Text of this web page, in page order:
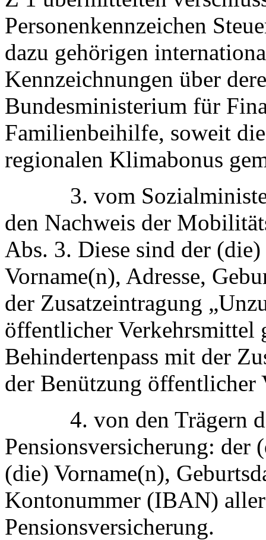
Personenkennzeichen
dazu gehörigen
Kennzeichnungen über
Bundesministerium für
Familienbeihilfe, soweit
regionalen Klimabonus
3. vom
den Nachweis der
Abs. 3. Diese sind der
Vorname(n), Adresse,
der Zusatzeintragung
öffentlicher Verkehrsmittel
Behindertenpass mit der
der Benützung
4. von den Trägern
Pensionsversicherung: der
(die) Vorname(n),
Kontonummer (IBAN)
Pensionsversicherung.